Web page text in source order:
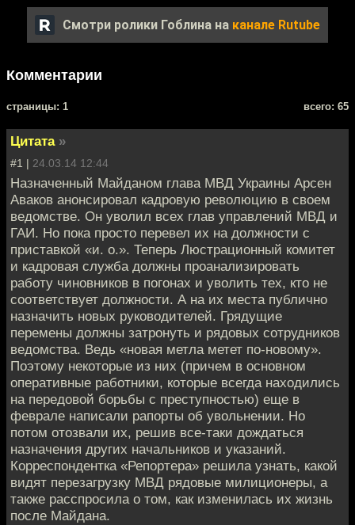
Смотри ролики Гоблина на канале Rutube
Комментарии
cтраницы: 1 всего: 65
Цитата »
#1 | 24.03.14 12:44
Назначенный Майданом глава МВД Украины Арсен
Аваков анонсировал кадровую революцию в своем
ведомстве. Он уволил всех глав управлений МВД и
ГАИ. Но пока просто перевел их на должности с
приставкой «и. о.». Теперь Люстрационный комитет
и кадровая служба должны проанализировать
работу чиновников в погонах и уволить тех, кто не
соответствует должности. А на их места публично
назначить новых руководителей. Грядущие
перемены должны затронуть и рядовых сотрудников
ведомства. Ведь «новая метла метет по-новому».
Поэтому некоторые из них (причем в основном
оперативные работники, которые всегда находились
на передовой борьбы с преступностью) еще в
феврале написали рапорты об увольнении. Но
потом отозвали их, решив все-таки дождаться
назначения других начальников и указаний.
Корреспондентка «Репортера» решила узнать, какой
видят перезагрузку МВД рядовые милиционеры, а
также расспросила о том, как изменилась их жизнь
после Майдана.